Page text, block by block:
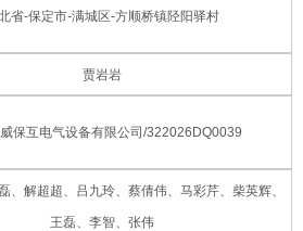
省-保定市-满城区-方顺桥镇陉阳驿村
贾岩岩
保互电气设备有限公司/322026DQ0039
、解超超、吕九玲、蔡倩伟、马彩芹、柴英辉、
王磊、李智、张伟